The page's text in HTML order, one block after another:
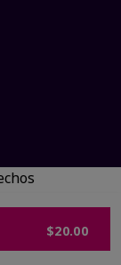
$20.00
Privacidad
país